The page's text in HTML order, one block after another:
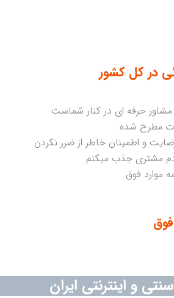
مشاور حرفه ای در کنار شماست
مطرح شده
و اطمینان خاطر از ضرر نکردن
مشتری جذب میکنم
و اینترنتی ایران